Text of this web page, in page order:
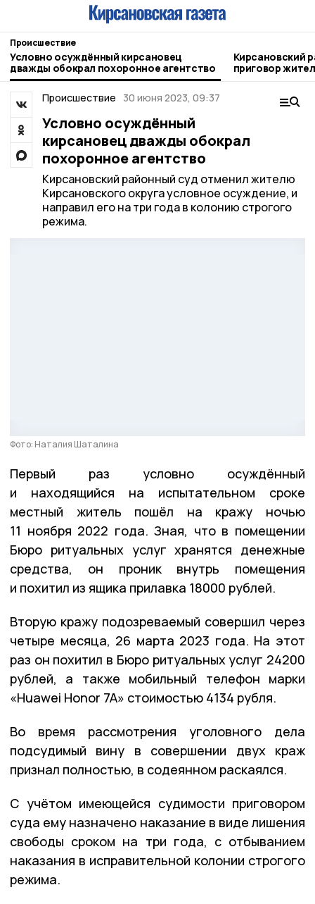
Происшествие
Условно осуждённый кирсановец
дважды обокрал похоронное агентство
Кирсановский
приговор
Происшествие 30 июня 2023, 09:37
Условно осуждённый
кирсановец дважды обокрал
похоронное агентство
Кирсановский районный суд отменил жителю
Кирсановского округа условное осуждение, и
направил его на три года в колонию строгого
режима.
Фото: Наталия Шаталина
Первый раз условно осуждённый
и находящийся на испытательном сроке
местный житель пошёл на кражу ночью
11 ноября 2022 года. Зная, что в помещении
Бюро ритуальных услуг хранятся денежные
средства, он проник внутрь помещения
и похитил из ящика прилавка 18000 рублей.
Вторую кражу подозреваемый совершил через
четыре месяца, 26 марта 2023 года. На этот
раз он похитил в Бюро ритуальных услуг 24200
рублей, а также мобильный телефон марки
«Huawei Honor 7A» стоимостью 4134 рубля.
Во время рассмотрения уголовного дела
подсудимый вину в совершении двух краж
признал полностью, в содеянном раскаялся.
С учётом имеющейся судимости приговором
суда ему назначено наказание в виде лишения
свободы сроком на три года, с отбыванием
наказания в исправительной колонии строгого
режима.